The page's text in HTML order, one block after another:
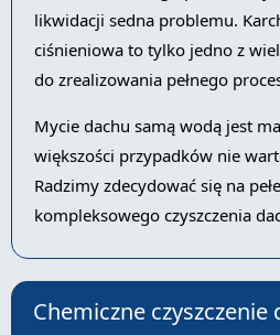
likwidacji sedna problemu.
ciśnieniowa to tylko jedno z
do zrealizowania pełnego
Mycie dachu samą wodą jest
większości przypadków nie
Radzimy zdecydować się na
kompleksowego czyszczenia
Chemiczne czyszczenie